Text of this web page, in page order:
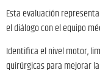
Esta evaluación
el diálogo con el equipo
Identifica el nivel motor,
quirúrgicas para mejorar